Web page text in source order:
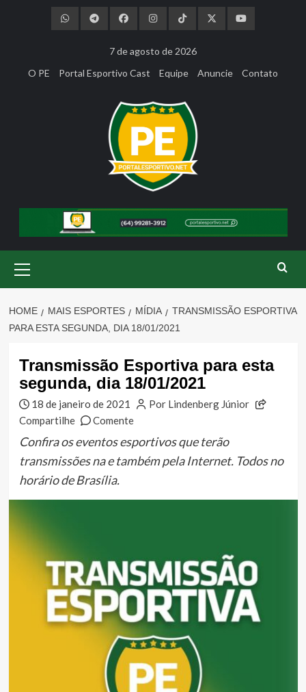
7 de agosto de 2026
O PE
Portal Esportivo Cast Equipe Anuncie Contato
Menu
HOME MAIS ESPORTES MÍDIA
TRANSMISSÃO ESPORTIVA
PARA ESTA SEGUNDA, DIA 18/01/2021
Transmissão Esportiva para esta
segunda, dia 18/01/2021
18 de janeiro de 2021
Por Lindenberg Júnior
Compartilhe
Comente
Confira os eventos esportivos que terão
transmissões na e também pela Internet. Todos no
horário de Brasília.